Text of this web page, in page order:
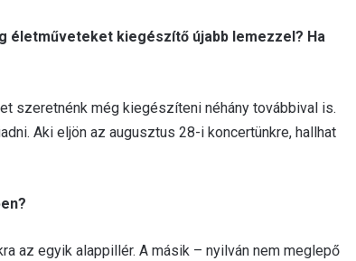
életműveteket kiegészítő újabb lemezzel? Ha
szeretnénk még kiegészíteni néhány továbbival is.
Aki eljön az augusztus 28-i koncertünkre, hallhat
az egyik alappillér. A másik – nyilván nem meglepő